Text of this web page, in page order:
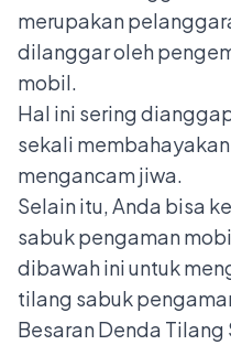
merupakan
dilanggar oleh
mobil.
Hal ini sering
sekali
mengancam jiwa.
Selain itu, Anda bisa
sabuk pengaman
dibawah ini untuk
tilang sabuk
Besaran Denda